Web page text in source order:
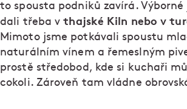
to spousta podniků zavírá. Výborné
dali třeba v thajské Kiln nebo v
Mimoto jsme potkávali spoustu
naturálním vínem a řemeslným
prostě středobod, kde si kuchaři
cokoli. Zároveň tam vládne